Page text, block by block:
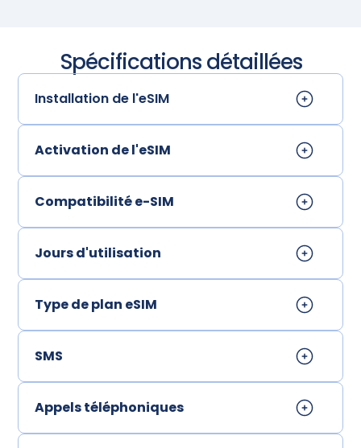
Spécifications détaillées
Installation de l'eSIM
Activation de l'eSIM
Compatibilité e-SIM
Jours d'utilisation
Type de plan eSIM
SMS
Appels téléphoniques